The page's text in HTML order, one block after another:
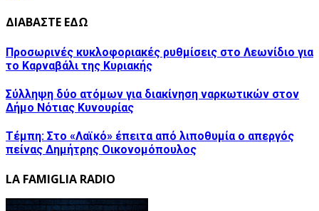
ΔΙΑΒΑΣΤΕ ΕΔΩ
Προσωρινές κυκλοφοριακές ρυθμίσεις στο Λεωνίδιο για
το Καρναβάλι της Κυριακής
Σύλληψη δύο ατόμων για διακίνηση ναρκωτικών στον
Δήμο Νότιας Κυνουρίας
Τέμπη: Στο «Λαϊκό» έπειτα από λιποθυμία ο απεργός
πείνας Δημήτρης Οικονομόπουλος
LA FAMIGLIA RADIO